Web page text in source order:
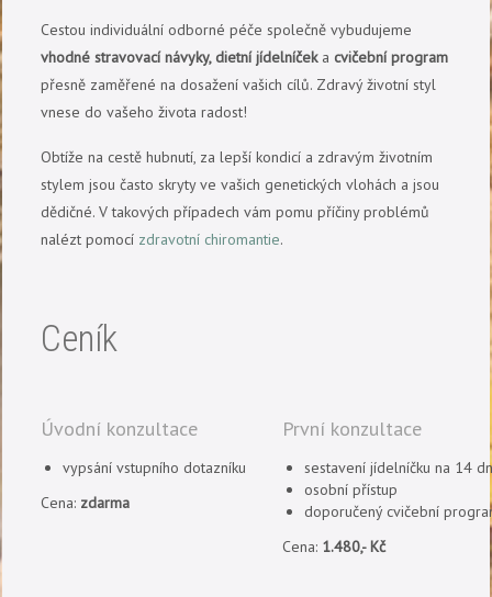
Cestou individuální odborné péče společně vybudujeme
vhodné stravovací návyky, dietní jídelníčeka cvičební program
přesně zaměřené na dosažení vašich cílů. Zdravý životní styl
vnese do vašeho života radost!
Obtíže na cestě hubnutí, za lepší kondicí a zdravým životním
stylem jsou často skryty ve vašich genetických vlohách a jsou
dědičné. V takových případech vám pomu příčiny problémů
nalézt pomocí zdravotní chiromantie.
Ceník
Úvodní konzultace První konzultace
vypsání vstupního dotazníku
Cena: zdarma
sestavení jídelníčku na 14
osobní přístup
doporučený cvičební
Cena: 1.480,- Kč